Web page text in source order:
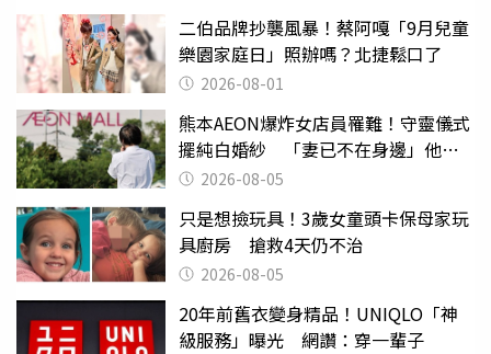
二伯品牌抄襲風暴！蔡阿嘎「9月兒童
樂園家庭日」照辦嗎？北捷鬆口了
2026-08-01
熊本AEON爆炸女店員罹難！守靈儀式
擺純白婚紗 「妻已不在身邊」他淚
喊：無法想像
2026-08-05
只是想撿玩具！3歲女童頭卡保母家玩
具廚房 搶救4天仍不治
2026-08-05
20年前舊衣變身精品！UNIQLO「神
級服務」曝光 網讚：穿一輩子